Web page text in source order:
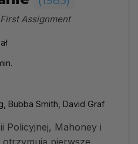
Assignment
Bubba Smith, David Graf
Policyjnej, Mahoney i
pierwsze